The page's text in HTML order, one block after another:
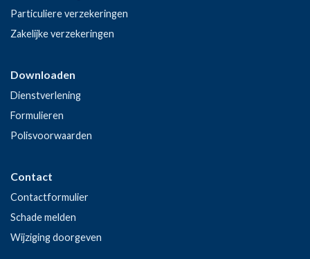
Particuliere verzekeringen
Zakelijke verzekeringen
Downloaden
Dienstverlening
Formulieren
Polisvoorwaarden
Contact
Contactformulier
Schade melden
Wijziging doorgeven